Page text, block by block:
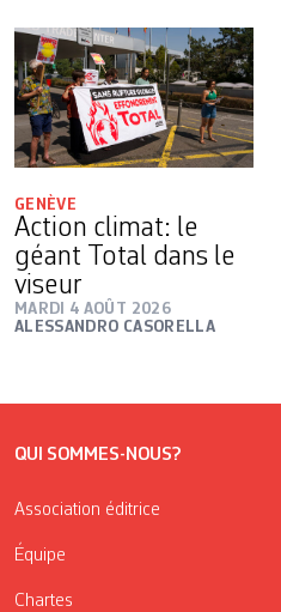
GENÈVE
Action climat: le
géant Total dans le
viseur
MARDI 4 AOÛT 2026
ALESSANDRO CASORELLA
QUI SOMMES-NOUS?
Association éditrice
Équipe
Chartes